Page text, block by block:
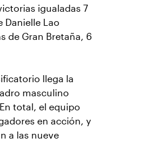
igualadas 7
Danielle Lao
de Gran Bretaña, 6
llega la
masculino
total, el equipo
en acción, y
a las nueve